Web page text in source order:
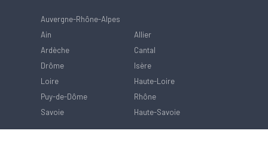
Auvergne-Rhône-Alpes
Ain
Allier
Ardèche
Cantal
Drôme
Isère
Loire
Haute-Loire
Puy-de-Dôme
Rhône
Savoie
Haute-Savoie